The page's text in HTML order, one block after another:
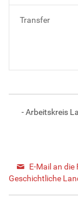
Transfer
- Arbeitskreis
E-Mail an
Geschichtliche